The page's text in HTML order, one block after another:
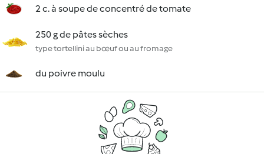
2 c. à soupe de concentré de tomate
250 g de pâtes sèches
type tortellini au bœuf ou au fromage
du poivre moulu